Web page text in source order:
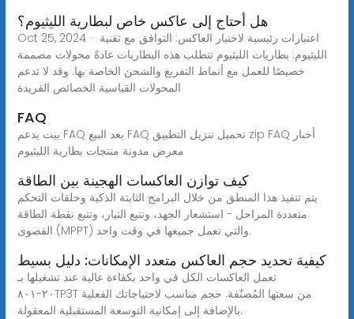
هل أحتاج إلى عاكس خاص لبطارية الليثيوم؟
Oct 25, 2024 · اعتبارات رئيسية لاختيار العاكس: التوافق مع تقنية
الليثيوم: بطاريات الليثيوم تتطلب هذه البطاريات عادةً محولات مصممة
خصيصًا للعمل مع أنماط التفريغ والشحن الخاصة بها. وقد لا تدعم
المحولات القياسية الخصائص الفريدة
FAQ
بيت يدعم FAQ بعد البيع FAQ تحميل تنزيل التطبيق zip FAQ أخبار
معرض مدونة منتجات بطارية الليثيوم
كيف توازن العاكسات الهجينة بين الطاقة
يتم تنفيذ هذا المنطق من خلال البرامج الثابتة الذكية وحلقات التحكم
متعددة المراحل - استشعار الجهد، وتتبع التيار، وتتبع نقطة الطاقة
القصوى (MPPT) والتي تعمل جميعها في وقت واحد.
كيفية تحديد حجم العاكس متعدد الإمكانات: دليل بسيط
تعمل العاكسات الكل في واحد بكفاءة عالية عند تشغيلها بـ
٢٠-٨٠١TP3T من سعتها المُصنّفة. حجم مناسب لاحتياجاتك الفعلية
بالإضافة إلى إمكانية التوسعة المستقبلية المعقولة.